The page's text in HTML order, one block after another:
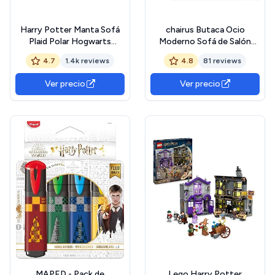
Harry Potter Manta Sofá
Plaid Polar Hogwarts
Merchandising Oficial
4.7 1.4k reviews
Ver precio
chairus Butaca Ocio
Moderno Sofá de Salón
Individual con Patas de
Madera, Sillón Pequeño
Lectura para Sala de
Estar/Dormitorio, Blanco
4.8 81 reviews
Ver precio